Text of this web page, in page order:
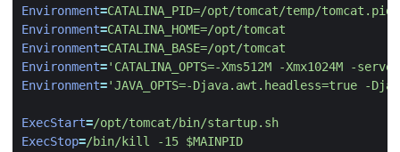
Environment=CATALINA_PID=/opt/tomcat/temp/tomcat.pid
Environment=CATALINA_HOME=/opt/tomcat
Environment=CATALINA_BASE=/opt/tomcat
Environment='CATALINA_OPTS=-Xms512M -Xmx1024M -
Environment='JAVA_OPTS=-Djava.awt.headless=true -
ExecStart=/opt/tomcat/bin/startup.sh
ExecStop=/bin/kill -15 $MAINPID